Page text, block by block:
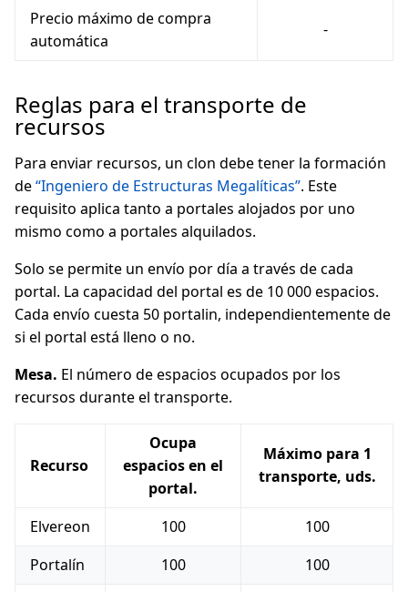
Precio máximo de compra
automática
-
Reglas para el transporte de
recursos
Para enviar recursos, un clon debe tener la formación
de“Ingeniero de Estructuras Megalíticas”. Este
requisito aplica tanto a portales alojados por uno
mismo como a portales alquilados.
Solo se permite un envío por día a través de cada
portal. La capacidad del portal es de 10 000 espacios.
Cada envío cuesta 50 portalin, independientemente de
si el portal está lleno o no.
Mesa. El número de espacios ocupados por los
recursos durante el transporte.
Recurso
Ocupa
espacios en el
portal.
Máximo para 1
transporte, uds.
Elvereon 100
100
Portalín
100
100